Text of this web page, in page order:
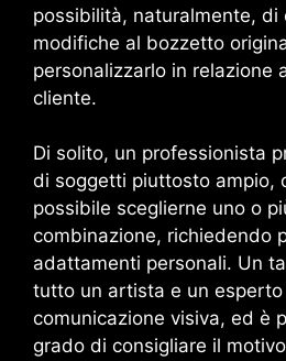
possibilità, naturalmente, di
modifiche al bozzetto
personalizzarlo in relazione
cliente.
Di solito, un professionista
di soggetti piuttosto ampio,
possibile sceglierne uno o
combinazione, richiedendo
adattamenti personali. Un
tutto un artista e un esperto
comunicazione visiva, ed è
grado di consigliare il